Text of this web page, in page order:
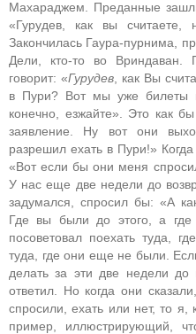
Махараджем. Преданные
«Гурудев, как вы
Закончилась Гаура-пурнима,
Дели, кто-то во
говорит: «Гурудев , как Вы
в Пури? Вот мы уже билеты
конечно, езжайте». Это как
заявление. Ну вот они
разрешил ехать в Пури!»
«Вот если бы они меня
У нас еще две недели до
задумался, спросил бы: «А
Где вы были до этого, а
посоветовал поехать туда,
туда, где они еще не были.
делать за эти две недели
ответил. Но когда они
спросили, ехать или нет, то я,
пример, иллюстрирующий,